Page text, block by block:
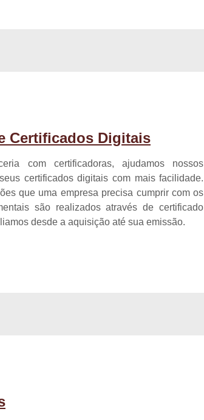
Certificados Digitais
com certificadoras, ajudamos nossos
certificados digitais com mais facilidade.
que uma empresa precisa cumprir com os
são realizados através de certificado
desde a aquisição até sua emissão.